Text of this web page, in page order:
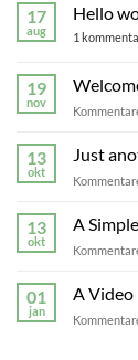
17
aug
Hello
1
19
nov
13
okt
Just
13
okt
A
01
jan
A Video